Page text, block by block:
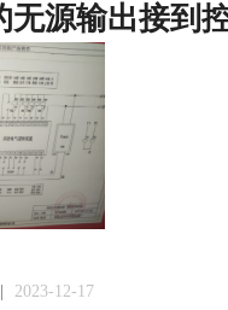
无源输出接到
2023-12-17